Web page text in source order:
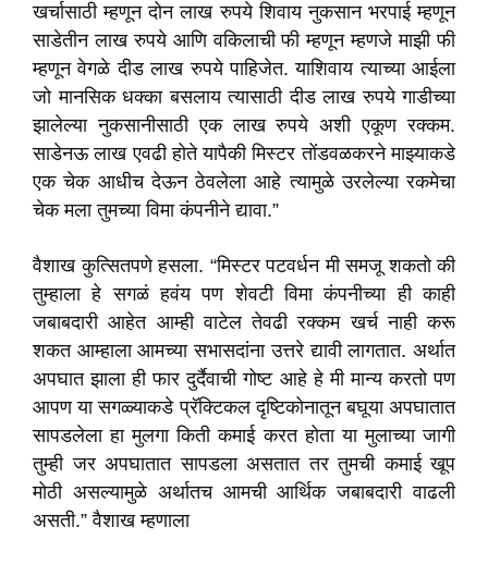
खर्चासाठी म्हणून दोन लाख रुपये शिवाय नुकसान भरपाई म्हणून
साडेतीन लाख रुपये आणि वकिलाची फी म्हणून म्हणजे माझी फी
म्हणून वेगळे दीड लाख रुपये पाहिजेत. याशिवाय त्याच्या आईला
जो मानसिक धक्का बसलाय त्यासाठी दीड लाख रुपये गाडीच्या
झालेल्या नुकसानीसाठी एक लाख रुपये अशी एकूण रक्कम.
साडेनऊ लाख एवढी होते यापैकी मिस्टर तोंडवळकरने माझ्याकडे
एक चेक आधीच देऊन ठेवलेला आहे त्यामुळे उरलेल्या रकमेचा
चेक मला तुमच्या विमा कंपनीने द्यावा.”
वैशाख कुत्सितपणे हसला. “मिस्टर पटवर्धन मी समजू शकतो की
तुम्हाला हे सगळं हवंय पण शेवटी विमा कंपनीच्या ही काही
जबाबदारी आहेत आम्ही वाटेल तेवढी रक्कम खर्च नाही करू
शकत आम्हाला आमच्या सभासदांना उत्तरे द्यावी लागतात. अर्थात
अपघात झाला ही फार दुर्दैवाची गोष्ट आहे हे मी मान्य करतो पण
आपण या सगळ्याकडे प्रॅक्टिकल दृष्टिकोनातून बघूया अपघातात
सापडलेला हा मुलगा किती कमाई करत होता या मुलाच्या जागी
तुम्ही जर अपघातात सापडला असतात तर तुमची कमाई खूप
मोठी असल्यामुळे अर्थातच आमची आर्थिक जबाबदारी वाढली
असती.” वैशाख म्हणाला